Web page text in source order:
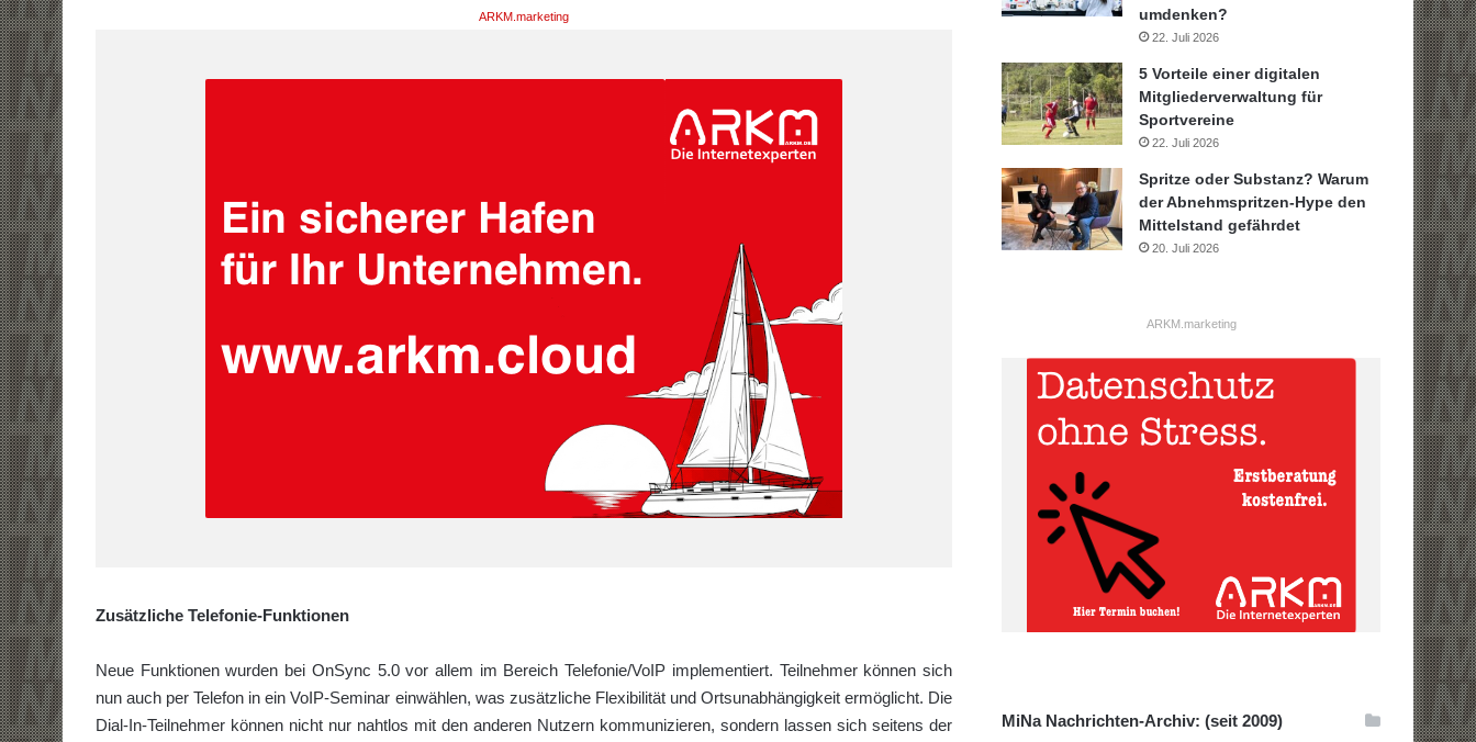
ARKM.marketing
Zusätzliche Telefonie-Funktionen
Neue Funktionen wurden bei OnSync 5.0 vor allem im Bereich Telefonie/VoIP implementiert. Teilnehmer können sich
nun auch per Telefon in ein VoIP-Seminar einwählen, was zusätzliche Flexibilität und Ortsunabhängigkeit ermöglicht. Die
Dial-In-Teilnehmer können nicht nur nahtlos mit den anderen Nutzern kommunizieren, sondern lassen sich seitens der
umdenken?
22. Juli 2026
5 Vorteile einer digitalen
Mitgliederverwaltung für
Sportvereine
22. Juli 2026
Spritze oder Substanz? Warum
der Abnehmspritzen-Hype den
Mittelstand gefährdet
20. Juli 2026
ARKM.marketing
MiNa Nachrichten-Archiv: (seit 2009)